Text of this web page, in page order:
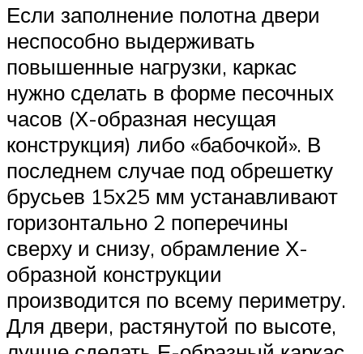
Если заполнение полотна двери
неспособно выдерживать
повышенные нагрузки, каркас
нужно сделать в форме песочных
часов (Х-образная несущая
конструкция) либо «бабочкой». В
последнем случае под обрешетку
брусьев 15х25 мм устанавливают
горизонтально 2 поперечины
сверху и снизу, обрамление Х-
образной конструкции
производится по всему периметру.
Для двери, растянутой по высоте,